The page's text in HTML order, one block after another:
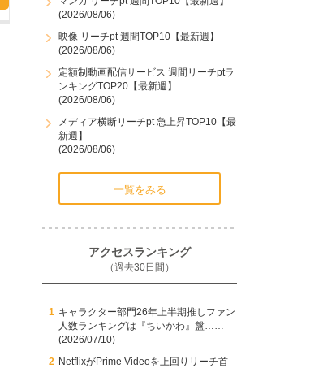
(2026/08/06)
映像 リーチpt 週間TOP10【最新週】
(2026/08/06)
定額制動画配信サービス 週間リーチptラ
ンキングTOP20【最新週】
(2026/08/06)
メディア横断リーチpt 急上昇TOP10【最
新週】
(2026/08/06)
一覧をみる
アクセスランキング
（過去30日間）
キャラクター部門26年上半期推しファン
人数ランキングは『ちいかわ』盤……
(2026/07/10)
NetflixがPrime Videoを上回りリーチ首